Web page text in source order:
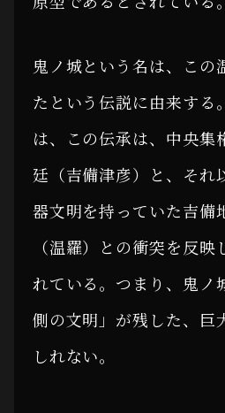
鬼ノ城という名は、この
たという伝説に由来する
は、この伝承は、中央集
廷（吉備津彦）と、それ
器文明を持っていた吉備
（温羅）との衝突を反
れている。つまり、鬼ノ
側の文明」が残した、巨
しれない。